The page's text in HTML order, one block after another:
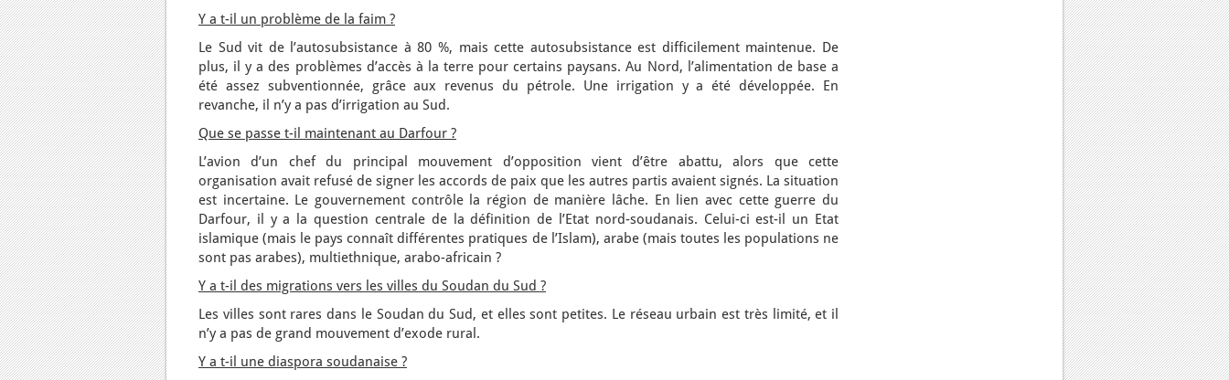
Y a t-il un problème de la faim ?
Le Sud vit de l’autosubsistance à 80 %, mais cette autosubsistance est difficilement maintenue. De
plus, il y a des problèmes d’accès à la terre pour certains paysans. Au Nord, l’alimentation de base a
été assez subventionnée, grâce aux revenus du pétrole. Une irrigation y a été développée. En
revanche, il n’y a pas d’irrigation au Sud.
Que se passe t-il maintenant au Darfour ?
L’avion d’un chef du principal mouvement d’opposition vient d’être abattu, alors que cette
organisation avait refusé de signer les accords de paix que les autres partis avaient signés. La situation
est incertaine. Le gouvernement contrôle la région de manière lâche. En lien avec cette guerre du
Darfour, il y a la question centrale de la définition de l’Etat nord-soudanais. Celui-ci est-il un Etat
islamique (mais le pays connaît différentes pratiques de l’Islam), arabe (mais toutes les populations ne
sont pas arabes), multiethnique, arabo-africain ?
Y a t-il des migrations vers les villes du Soudan du Sud ?
Les villes sont rares dans le Soudan du Sud, et elles sont petites. Le réseau urbain est très limité, et il
n’y a pas de grand mouvement d’exode rural.
Y a t-il une diaspora soudanaise ?